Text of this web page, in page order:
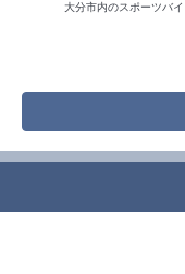
大分市内のスポーツバ